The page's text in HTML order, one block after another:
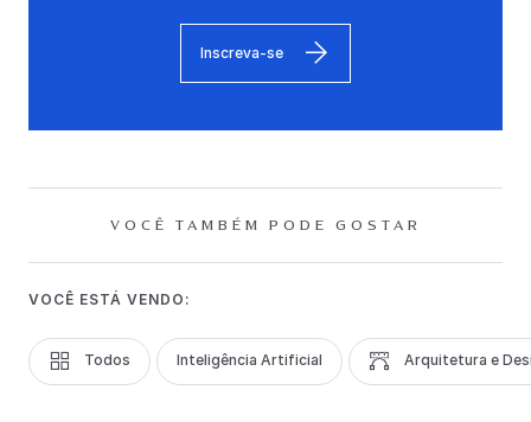
Inscreva-se
VOCÊ TAMBÉM PODE GOSTAR
VOCÊ ESTÁ VENDO:
Todos Inteligência Artificial Arquitetura e